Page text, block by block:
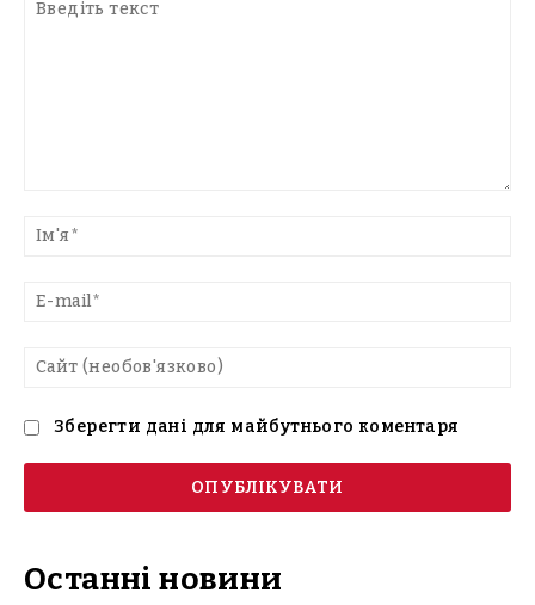
текст
Зберегти дані для майбутнього коментаря
Останні новини